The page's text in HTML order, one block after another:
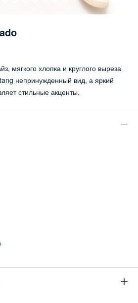
мягкого хлопка и круглого выреза
непринужденный вид, а яркий
стильные акценты.